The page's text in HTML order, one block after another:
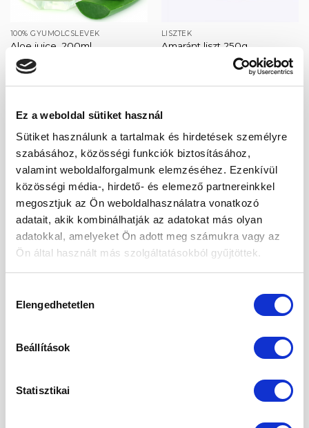
Ez a weboldal sütiket használ
Sütiket használunk a tartalmak és hirdetések személyre
szabásához, közösségi funkciók biztosításához,
valamint weboldalforgalmunk elemzéséhez. Ezenkívül
közösségi média-, hirdető- és elemező partnereinkkel
megosztjuk az Ön weboldalhasználatra vonatkozó
adatait, akik kombinálhatják az adatokat más olyan
adatokkal, amelyeket Ön adott meg számukra vagy az
Ön által használt más szolgáltatásokból gyűjtöttek.
kiválasztása
Elengedhetetlen
Beállítások
Statisztikai
100% GYÜMÖLCSLEVEK
Aloe juice, 200ml
1 750
LISZTEK
Amaránt liszt 250g
Kedvencekhez
ELFOGYOTT
100% GYÜMÖLCSLEVEK
Arónialé (fekete berkenye)
1 120Ft
100% GYÜMÖLCSLEVEK
Arónialé (fekete berkenye)
2 350Ft